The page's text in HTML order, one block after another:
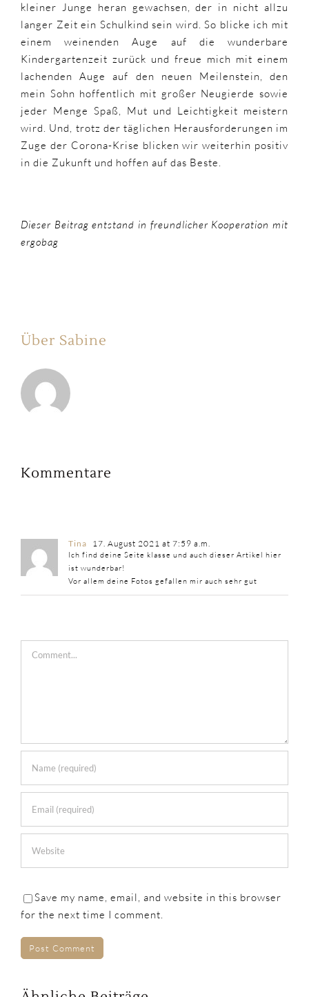
kleiner Junge heran gewachsen, der in nicht allzu
langer Zeit ein Schulkind sein wird. So blicke ich mit
einem weinenden Auge auf die wunderbare
Kindergartenzeit zurück und freue mich mit einem
lachenden Auge auf den neuen Meilenstein, den
mein Sohn hoffentlich mit großer Neugierde sowie
jeder Menge Spaß, Mut und Leichtigkeit meistern
wird. Und, trotz der täglichen Herausforderungen im
Zuge der Corona-Krise blicken wir weiterhin positiv
in die Zukunft und hoffen auf das Beste.
Dieser Beitrag entstand in freundlicher Kooperation mit
ergobag
Über Sabine
Kommentare
Tina 17. August 2021 at 7:59 a.m.
Ich find deine Seite klasse und auch dieser Artikel hier
ist wunderbar!
Vor allem deine Fotos gefallen mir auch sehr gut
Comment
Save my name, email, and website in this browser
for the next time I comment.